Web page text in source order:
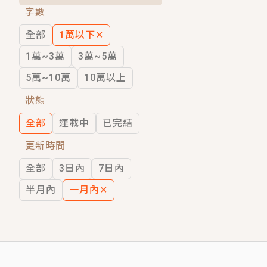
穿越｜《穿越遠古後成了野人娘子》你
字數
全部
1萬以下✕
1萬~3萬
3萬~5萬
5萬~10萬
10萬以上
狀態
全部
連載中
已完結
更新時間
全部
3日內
7日內
半月內
一月內 ✕